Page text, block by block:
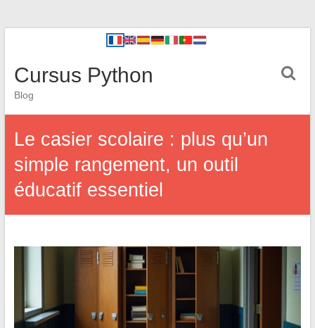
Cursus Python
Blog
Le casier scolaire : plus qu’un
simple rangement, un outil
éducatif essentiel